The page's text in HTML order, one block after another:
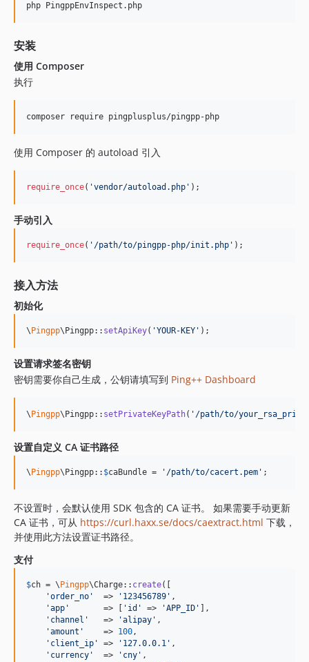
2.0.1
php PingppEnvInspect.php
安装
使用 Composer
执行
使用 Composer 的 autoload 引入
require_once( 'vendor/autoload.php ' );
手动引入
require_once( ' /path/to/pingpp-php/init.php ' );
接入方法
初始化
\ Pingpp\Pingpp:: setApiKey( 'YOUR-KEY ' );
设置请求签名密钥
密钥需要你自己生成，公钥请填写到 Ping++ Dashboard
\ Pingpp\Pingpp:: setPrivateKeyPath( ' /path/to/
设置自定义 CA 证书路径
\ Pingpp\Pingpp:: $caBundle = ' /path/to/cacert.pem ' ;
不设置时，会默认使用 SDK 包含的 CA 证书。 如果需要手动更新
CA 证书，可从 https://curl.haxx.se/docs/caextract.html 下载，
并使用此方法设置证书路径。
支付
$ch = \ Pingpp\Charge:: create([
'order_no '
  =>
' 123456789 ' ,
'app '
       => [
' id ' => 'APP_ID '
],
' channel '
   =>
'alipay ' ,
'amount '
    =>
100,
' client_ip ' => ' 127.0.0.1 ' ,
' currency '
  =>
' cny ' ,